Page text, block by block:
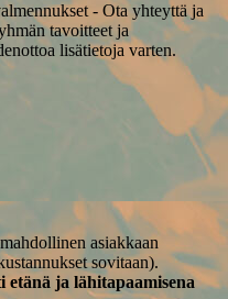
- Ota yhteyttä ja
tavoitteet ja
lisätietoja varten.
asiakkaan
sovitaan).
ja lähitapaamisena